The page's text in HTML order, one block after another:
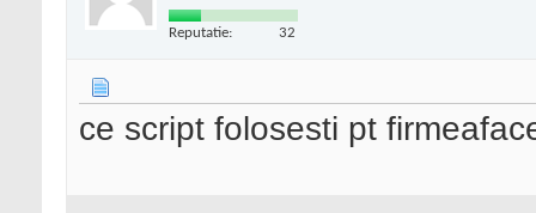
Reputatie: 32
ce script folosesti pt